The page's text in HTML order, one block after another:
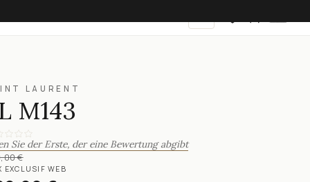
LAURENT
M143
Sie der Erste, der eine Bewertung abgibt
€
EXCLUSIF WEB